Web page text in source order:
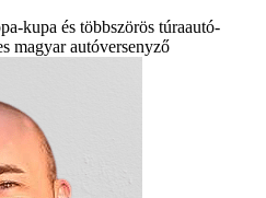
kupa és többszörös túraautó-
magyar autóversenyző